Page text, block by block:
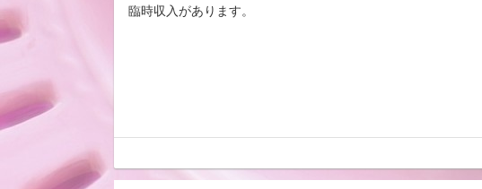
臨時収入があります。